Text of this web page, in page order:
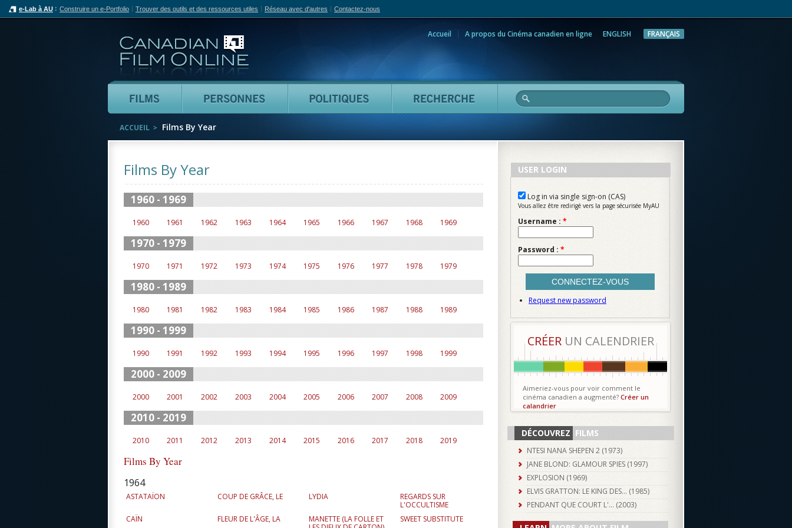
e-Lab à AU Construire un e-Portfolio Trouver des outils et des ressources utiles Réseau avec d'autres Contactez-nous
Accueil A propos du Cinéma canadien en ligne ENGLISH FRANÇAIS
Films Personnes Politiques Recherche
ACCUEIL Films By Year
Films By Year
1960 - 1969
1960 1961 1962 1963 1964 1965 1966 1967 1968 1969
1970 - 1979
1970 1971 1972 1973 1974 1975 1976 1977 1978 1979
1980 - 1989
1980 1981 1982 1983 1984 1985 1986 1987 1988 1989
1990 - 1999
1990 1991 1992 1993 1994 1995 1996 1997 1998 1999
2000 - 2009
2000 2001 2002 2003 2004 2005 2006 2007 2008 2009
2010 - 2019
2010 2011 2012 2013 2014 2015 2016 2017 2018 2019
Films By Year
1964
ASTATAÏON COUP DE GRÂCE, LE LYDIA
REGARDS SUR
L'OCCULTISME
CAÏN
FLEUR DE L'ÂGE, LA
MANETTE (LA FOLLE ET
SWEET SUBSTITUTE
USER LOGIN
Log in via single sign-on (CAS)
Vous allez être redirigé vers la page sécurisée MyAU
Username : *
Password : *
Request new password
CRÉERUN CALENDRIER
Aimeriez-vous pour voir comment le
cinéma canadien a augmenté? Créer un
calandrier
DÉCOUVREZ FILMS
NTESI NANA SHEPEN 2 (1973)
JANE BLOND: GLAMOUR SPIES (1997)
EXPLOSION (1969)
ELVIS GRATTON: LE KING DES... (1985)
PENDANT QUE COURT L'... (2003)